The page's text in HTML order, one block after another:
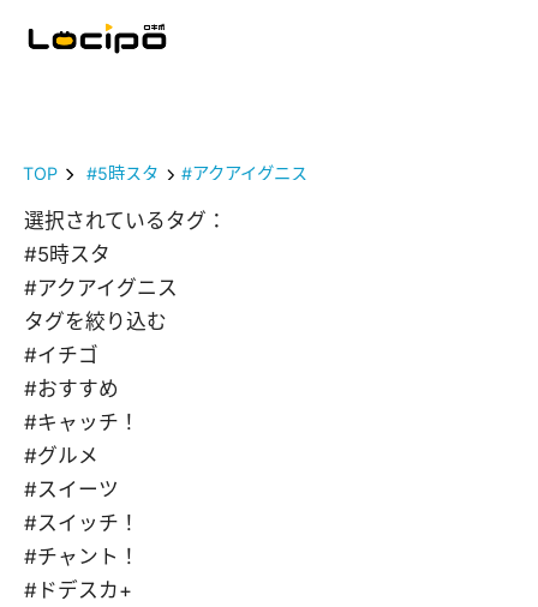
TOP #5時スタ #アクアイグニス
選択されているタグ：
#5時スタ
#アクアイグニス
タグを絞り込む
#イチゴ
#おすすめ
#キャッチ！
#グルメ
#スイーツ
#スイッチ！
#チャント！
#ドデスカ+